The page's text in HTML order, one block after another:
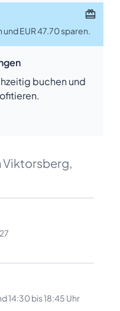
EUR 47.70 sparen.
buchen und
Viktorsberg,
14:30 bis 18:45 Uhr